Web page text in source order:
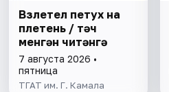
Взлетел петух на
плетень / Әтәч
менгән читәнгә
7 августа 2026 •
пятница
ТГАТ им. Г. Камала